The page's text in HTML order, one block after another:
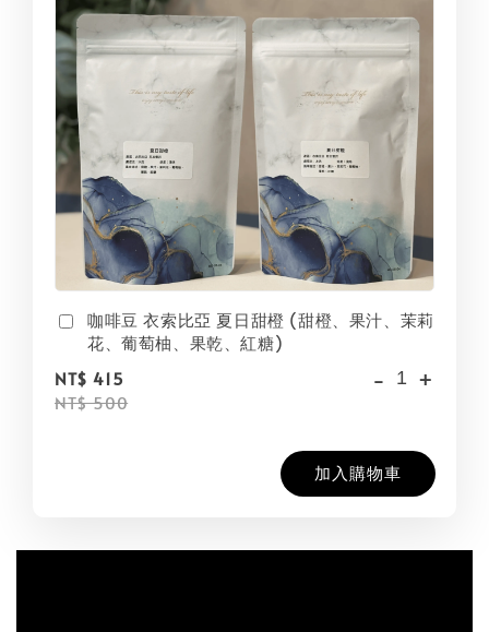
咖啡豆 衣索比亞 夏日甜橙 (甜橙、果汁、茉莉
花、葡萄柚、果乾、紅糖)
NT$ 415
NT$ 500
- +
加入購物車